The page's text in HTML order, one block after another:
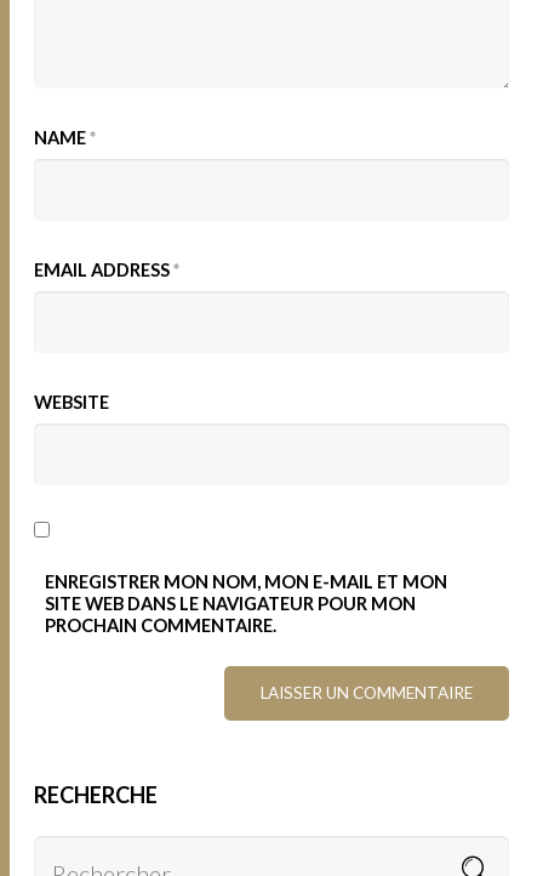
NAME*
EMAIL ADDRESS*
WEBSITE
ENREGISTRER MON NOM, MON E-MAIL ET MON
SITE WEB DANS LE NAVIGATEUR POUR MON
PROCHAIN COMMENTAIRE.
RECHERCHE